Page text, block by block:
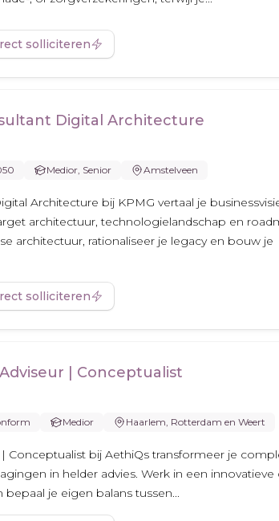
solliciteren
Digital Architecture
Medior, Senior Amstelveen
Architecture bij KPMG vertaal je
architectuur, technologielandschap en
architectuur, rationaliseer je legacy en bouw je
solliciteren
| Conceptualist
Medior Haarlem, Rotterdam en Weert
| Conceptualist bij AethiQs transformeer je
in helder advies. Werk in een
je eigen balans tussen...